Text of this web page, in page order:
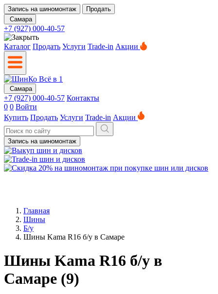
Запись на шиномонтаж
Продать
Самара
+7 (927) 000-40-57
Каталог Продать Услуги Trade-in Акции
Самара
+7 (927) 000-40-57 Контакты
0 0 Войти
Купить Продать Услуги Trade-in Акции
Запись на шиномонтаж
Главная
Шины
Б/у
Шины Kama R16 б/у в Самаре
Шины Kama R16 б/у в
Самаре (9)